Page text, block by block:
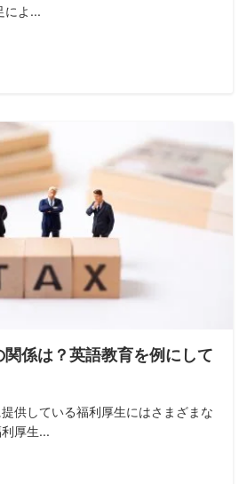
によ...
係は？英語教育を例にして
供している福利厚生にはさまざまな
厚生...